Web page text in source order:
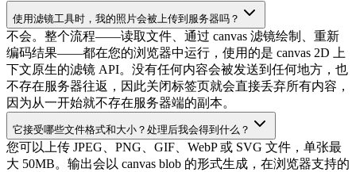
使用滤镜工具时，我的照片会被上传到服务器吗？
不会。整个流程——读取文件、通过 canvas 滤镜绘制、重新
编码结果——都在您的浏览器中运行，使用的是 canvas 2D 上
下文原生的滤镜 API。没有任何内容会被发送到任何地方，也
不存在服务器往返，因此关闭标签页就会直接丢弃所有内容，
因为从一开始就不存在服务器端的副本。
它接受哪些文件格式和大小？处理后我会得到什么？
您可以上传 JPEG、PNG、GIF、WebP 或 SVG 文件，单张最
大 50MB。输出会以 canvas blob 的形式生成，在浏览器支持的